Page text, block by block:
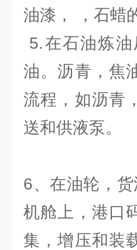
油漆， ，石蜡
5.在石油炼
油。沥青，焦
流程，如沥青
送和供液泵。
6、在油轮，
机舱上，港口
集，增压和装